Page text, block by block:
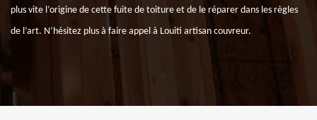
plus vite l’origine de cette fuite de toiture et de le réparer dans les règles
de l’art. N’hésitez plus à faire appel à Louiti artisan couvreur.